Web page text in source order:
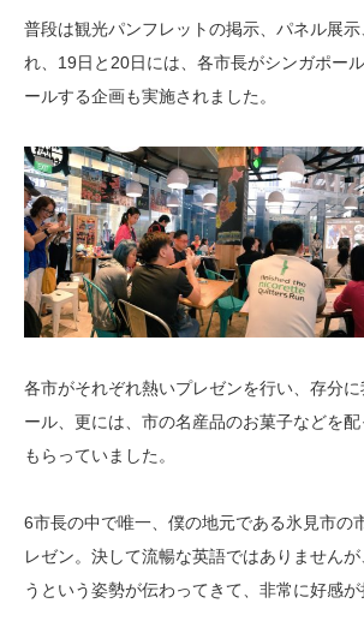
普段は観光パンフレットの掲示、パネル展
れ、19日と20日には、各市長がシンガポー
ールする企画も実施されました。
各市がそれぞれ熱いプレゼンを行い、存分
ール、更には、市の名産品のお菓子などを
もらっていました。
6市長の中で唯一、僕の地元である氷見市の
レゼン。決して流暢な英語ではありません
うという姿勢が伝わってきて、非常に好感が